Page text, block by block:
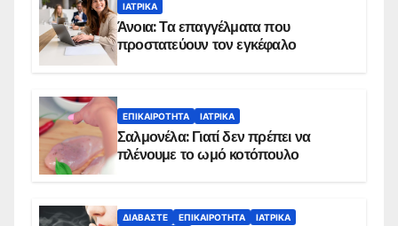
ΙΑΤΡΙΚΆ
Άνοια: Τα επαγγέλματα που
προστατεύουν τον εγκέφαλο
ΕΠΙΚΑΙΡΌΤΗΤΑ ΙΑΤΡΙΚΆ
Σαλμονέλα: Γιατί δεν πρέπει να
πλένουμε το ωμό κοτόπουλο
ΔΙΑΒΆΣΤΕ ΕΠΙΚΑΙΡΌΤΗΤΑ
ΙΑΤΡΙΚΆ